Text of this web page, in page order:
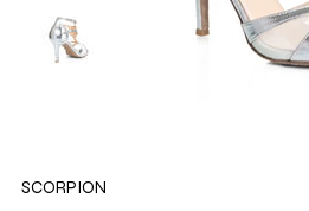
SCORPION